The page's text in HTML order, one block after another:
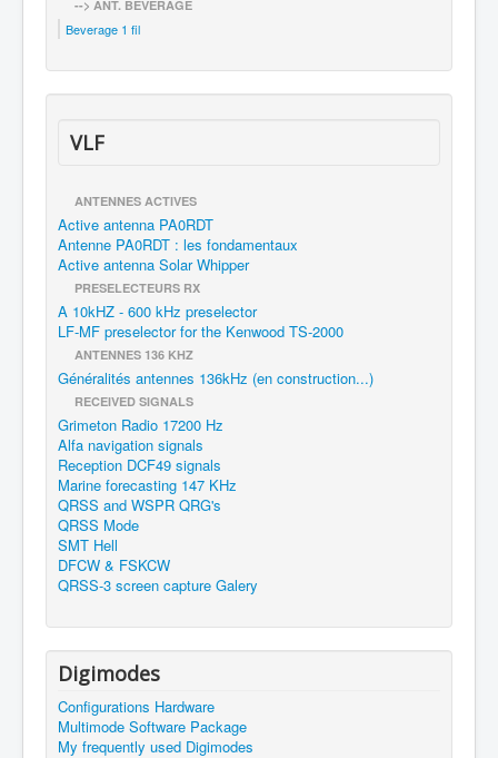
--> ANT. BEVERAGE
Beverage 1 fil
VLF
ANTENNES ACTIVES
Active antenna PA0RDT
Antenne PA0RDT : les fondamentaux
Active antenna Solar Whipper
PRESELECTEURS RX
A 10kHZ - 600 kHz preselector
LF-MF preselector for the Kenwood TS-2000
ANTENNES 136 KHZ
Généralités antennes 136kHz (en construction...)
RECEIVED SIGNALS
Grimeton Radio 17200 Hz
Alfa navigation signals
Reception DCF49 signals
Marine forecasting 147 KHz
QRSS and WSPR QRG's
QRSS Mode
SMT Hell
DFCW & FSKCW
QRSS-3 screen capture Galery
Digimodes
Configurations Hardware
Multimode Software Package
My frequently used Digimodes